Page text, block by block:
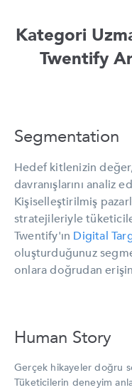
Kategori
Twentify
Segmentation
Hedef kitlenizin
davranışlarını analiz
Kişiselleştirilmiş
stratejileriyle
Twentify'ın Digital
oluşturduğunuz
onlara doğrudan
Human Story
Gerçek hikayeler doğru
Tüketicilerin deneyim